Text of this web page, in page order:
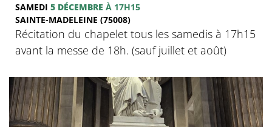
SAMEDI 5 DÉCEMBRE À 17H15
SAINTE-MADELEINE (75008)
Récitation du chapelet tous les samedis à 17h15
avant la messe de 18h. (sauf juillet et août)